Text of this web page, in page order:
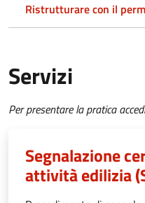
Ristrutturare con il
Servizi
Per presentare la pratica
Segnalazione
attività edilizia